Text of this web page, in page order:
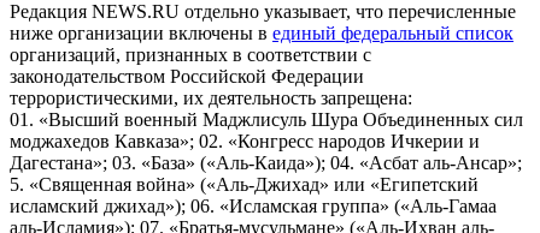
Редакция NEWS.RU отдельно указывает, что перечисленные
ниже организации включены в единый федеральный список
организаций, признанных в соответствии с
законодательством Российской Федерации
террористическими, их деятельность запрещена:
01. «Высший военный Маджлисуль Шура Объединенных сил
моджахедов Кавказа»; 02. «Конгресс народов Ичкерии и
Дагестана»; 03. «База» («Аль-Каида»); 04. «Асбат аль-Ансар»;
5. «Священная война» («Аль-Джихад» или «Египетский
исламский джихад»); 06. «Исламская группа» («Аль-Гамаа
аль-Исламия»); 07. «Братья-мусульмане» («Аль-Ихван аль-